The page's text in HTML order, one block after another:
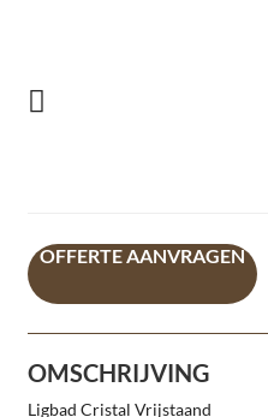
OFFERTE AANVRAGEN
OMSCHRIJVING
Ligbad Cristal Vrijstaand